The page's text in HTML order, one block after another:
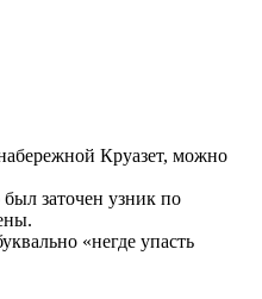
Круазет, можно
заточен узник по
«негде упасть